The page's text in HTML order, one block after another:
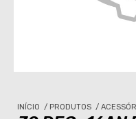
INÍCIO / PRODUTOS /